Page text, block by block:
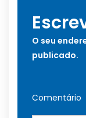
O seu
publicado.
Comentário